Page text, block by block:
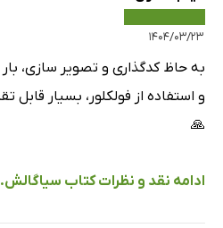
۱۴۰۴/۰۳/۲۳
به حاظ کدگذاری و تصویر سازی،
و استفاده از فولکلور، بسیار
🙏
ادامه نقد و نظرات کتاب